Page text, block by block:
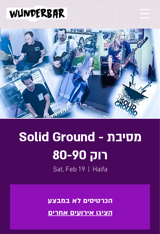
Solid Ground - מסיבת
רוק 80-90
Sat, Feb 19
  |
Haifa
הכרטיסים לא במבצע
הציגו אירועים אחרים